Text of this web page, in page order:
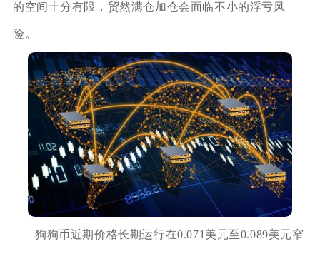
的空间十分有限，贸然满仓加仓会面临不小的浮亏风
险。
狗狗币近期价格长期运行在0.071美元至0.089美元窄